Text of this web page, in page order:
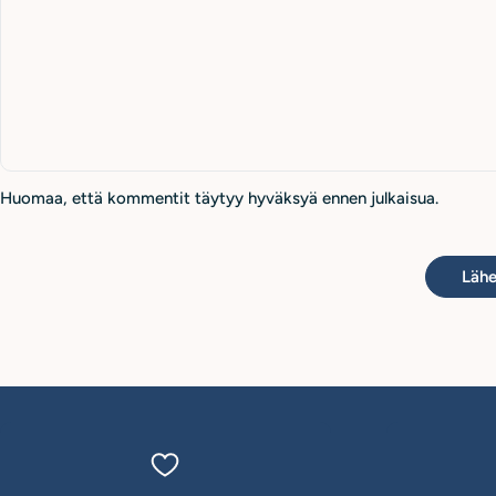
Huomaa, että kommentit täytyy hyväksyä ennen julkaisua.